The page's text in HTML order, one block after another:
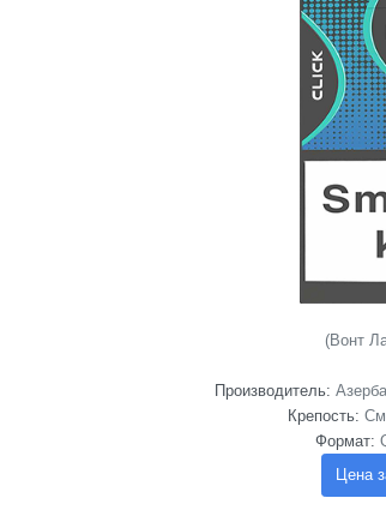
(Вонт
Производитель:
Крепость:
Формат:
Цена